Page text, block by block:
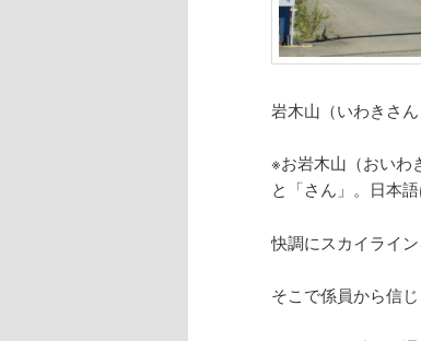
岩木山（いわきさ
※お岩木山（おいわ
と「さん」。日本語
快調にスカイライン
そこで係員から信じ